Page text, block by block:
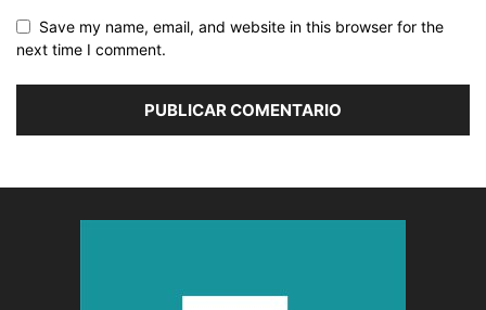
Save my name, email, and website in this browser for the
next time I comment.